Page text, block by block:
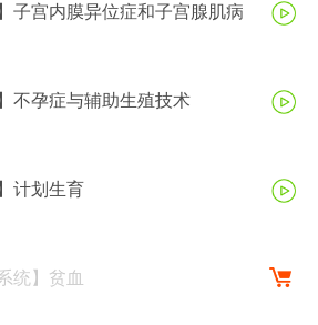
子宫内膜异位症和子宫腺肌病
不孕症与辅助生殖技术
计划生育
统】贫血